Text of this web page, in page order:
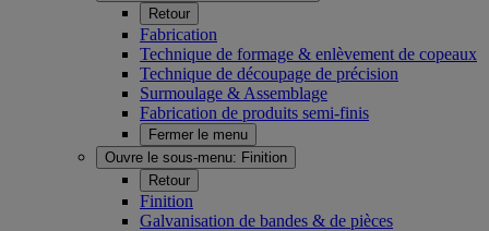
Retour
Fabrication
Technique de formage & enlèvement de copeaux
Technique de découpage de précision
Surmoulage & Assemblage
Fabrication de produits semi-finis
Fermer le menu
Ouvre le sous-menu: Finition
Retour
Finition
Galvanisation de bandes & de pièces